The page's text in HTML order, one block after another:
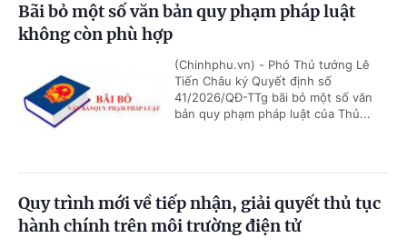
Bãi bỏ một số văn bản quy phạm pháp luật
không còn phù hợp
(Chinhphu.vn) - Phó Thủ tướng Lê
Tiến Châu ký Quyết định số
41/2026/QĐ-TTg bãi bỏ một số văn
bản quy phạm pháp luật của Thủ...
Quy trình mới về tiếp nhận, giải quyết thủ tục
hành chính trên môi trường điện tử